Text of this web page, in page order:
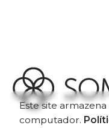
Este site
computador.